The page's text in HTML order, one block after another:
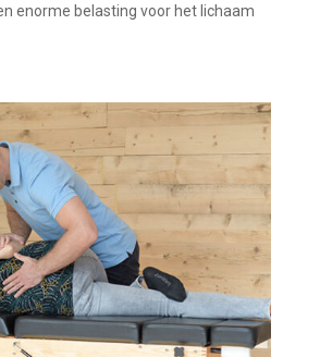
enorme belasting voor het lichaam